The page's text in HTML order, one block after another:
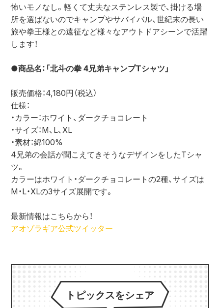
怖いモノなし。軽くて丈夫なステンレス製で、掛ける場
所を選ばないのでキャンプやサバイバル、世紀末の長い
旅や拳王様との遠征など様々なアウトドアシーンで活躍
します！
●商品名：「北斗の拳 4兄弟キャンプTシャツ」
販売価格：4,180円（税込）
仕様：
・カラー：ホワイト、ダークチョコレート
・サイズ：M、L、XL
・素材：綿100%
4兄弟の会話が聞こえてきそうなデザインをしたTシャ
ツ。
カラーはホワイト・ダークチョコレートの2種、サイズは
M・L・XLの3サイズ展開です。
最新情報はこちらから！
アオゾラギア公式ツイッター
トピックスをシェア